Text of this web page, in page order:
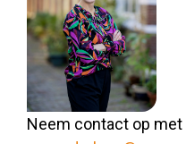
Neem contact op met